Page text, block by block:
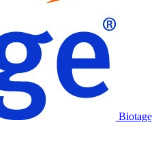
Biotage